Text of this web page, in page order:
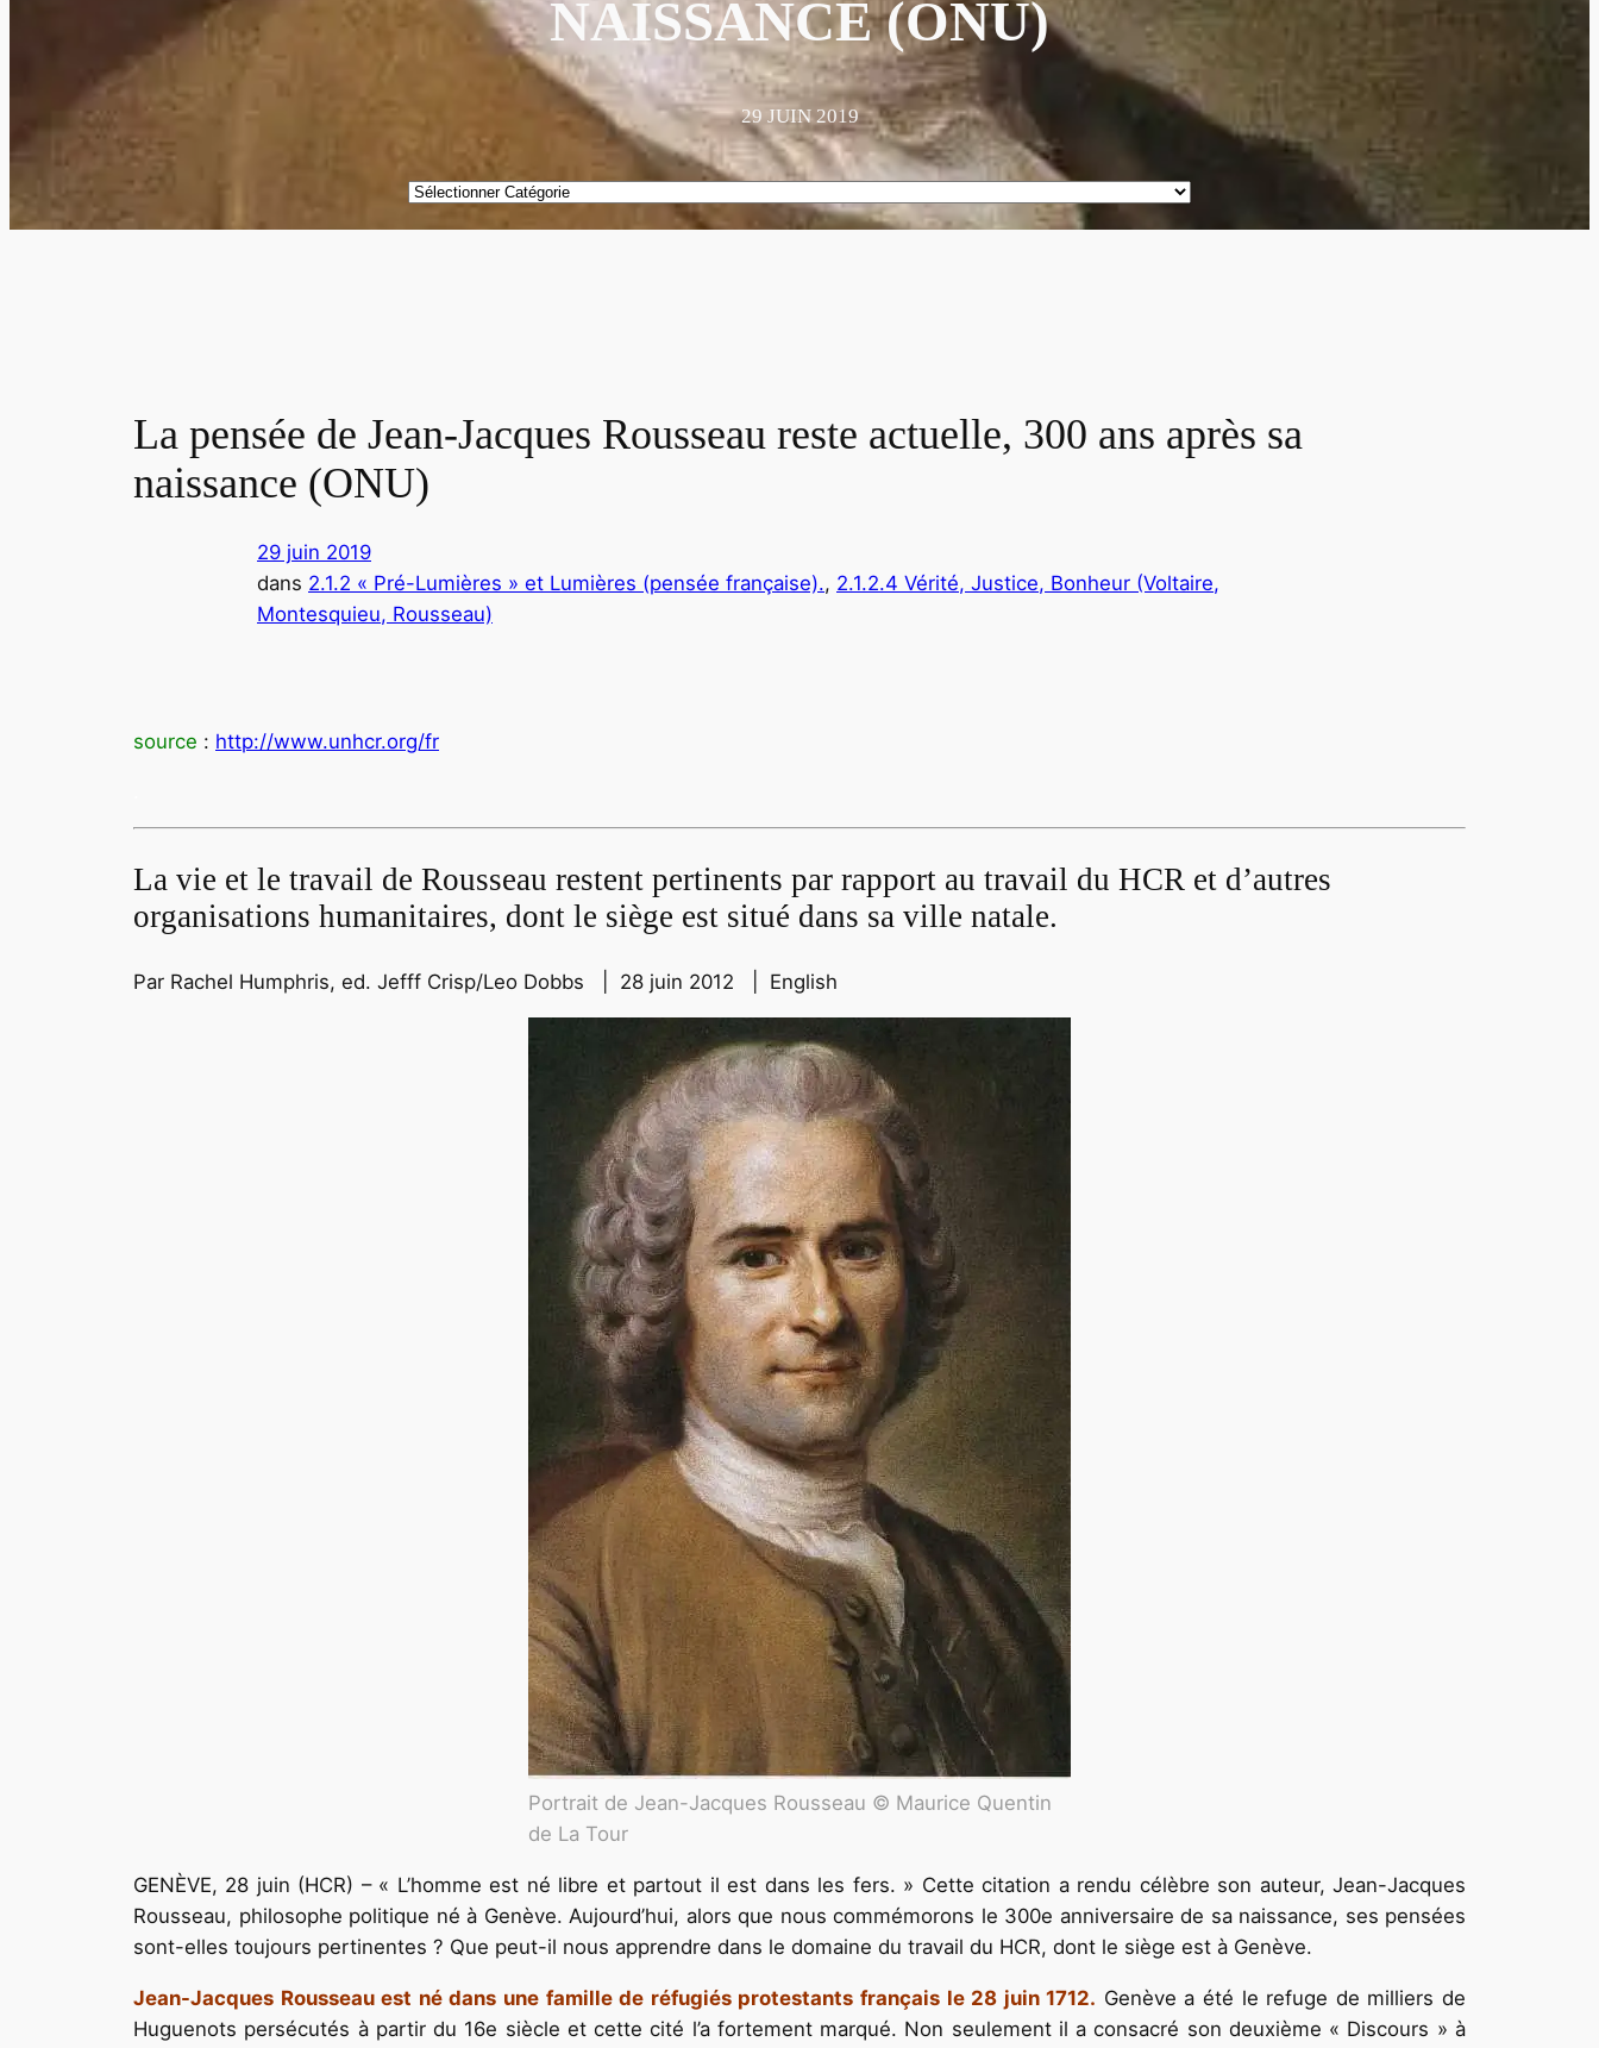
NAISSANCE (ONU)
29 JUIN 2019
Catégories
La pensée de Jean-Jacques Rousseau reste actuelle, 300 ans après sa
naissance (ONU)
29 juin 2019
dans 2.1.2 « Pré-Lumières » et Lumières (pensée française)., 2.1.2.4 Vérité, Justice, Bonheur (Voltaire,
Montesquieu, Rousseau)
source : http://www.unhcr.org/fr
La vie et le travail de Rousseau restent pertinents par rapport au travail du HCR et d’autres
organisations humanitaires, dont le siège est situé dans sa ville natale.
Par Rachel Humphris, ed. Jefff Crisp/Leo Dobbs | 28 juin 2012 | English
Portrait de Jean-Jacques Rousseau © Maurice Quentin
de La Tour
GENÈVE, 28 juin (HCR) – « L’homme est né libre et partout il est dans les fers. » Cette citation a rendu célèbre son auteur, Jean-Jacques
Rousseau, philosophe politique né à Genève. Aujourd’hui, alors que nous commémorons le 300e anniversaire de sa naissance, ses pensées
sont-elles toujours pertinentes ? Que peut-il nous apprendre dans le domaine du travail du HCR, dont le siège est à Genève.
Jean-Jacques Rousseau est né dans une famille de réfugiés protestants français le 28 juin 1712. Genève a été le refuge de milliers de
Huguenots persécutés à partir du 16e siècle et cette cité l’a fortement marqué. Non seulement il a consacré son deuxième « Discours » à